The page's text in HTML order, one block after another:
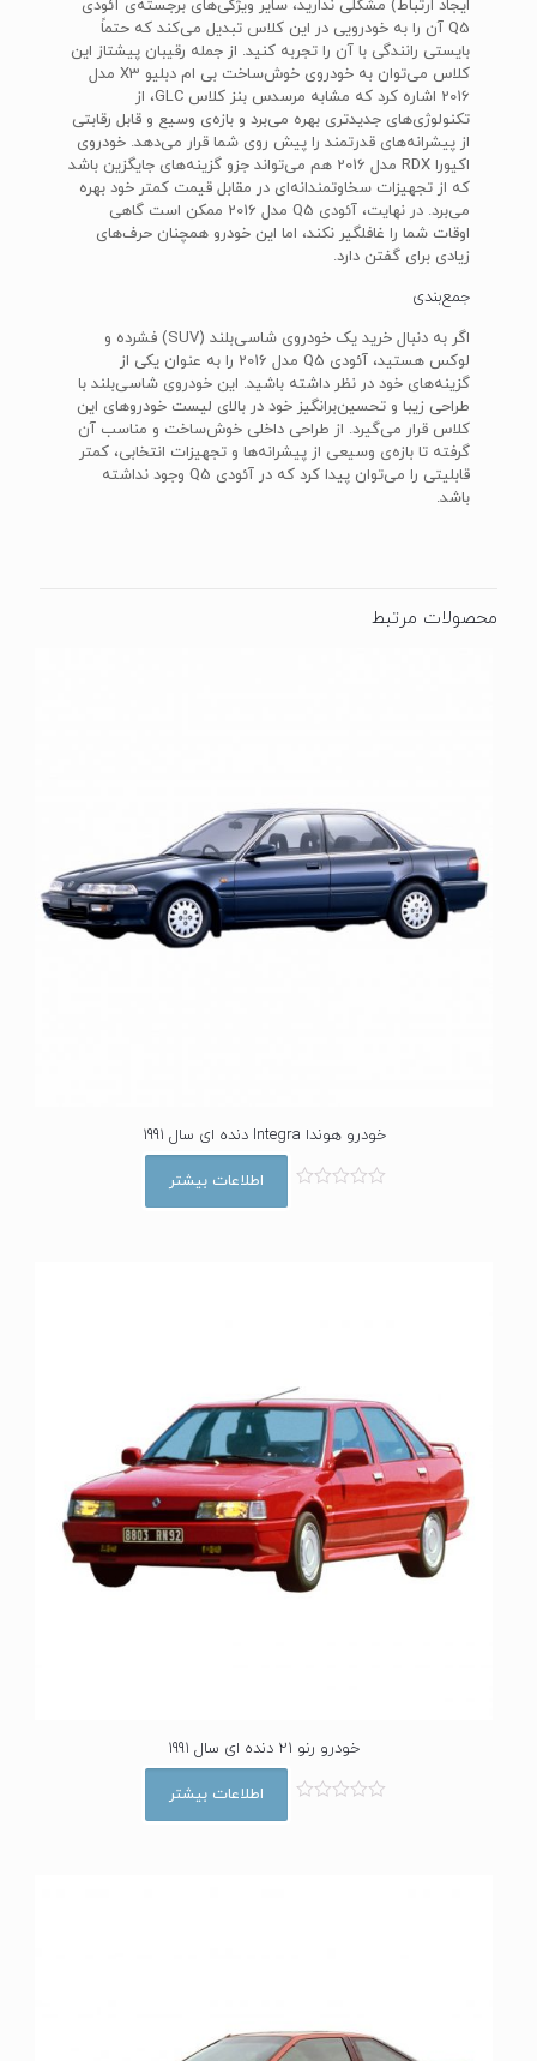
ایجاد ارتباط) مشکلی ندارید، سایر ویژگی‌های برجسته‌ی آئودی
Q5 آن را به خودرویی در این کلاس تبدیل می‌کند که حتماً
بایستی رانندگی با آن را تجربه کنید. از جمله رقیبان پیشتاز این
کلاس می‌توان به خودروی خوش‌ساخت بی ام دبلیو X3 مدل
2016 اشاره کرد که مشابه مرسدس بنز کلاس GLC، از
تکنولوژی‌های جدیدتری بهره می‌برد و بازه‌ی وسیع و قابل رقابتی
از پیشرانه‌های قدرتمند را پیش روی شما قرار می‌دهد. خودروی
اکیورا RDX مدل 2016 هم می‌تواند جزو گزینه‌های جایگزین باشد
که از تجهیزات سخاوتمندانه‌ای در مقابل قیمت کمتر خود بهره
می‌برد. در نهایت، آئودی Q5 مدل 2016 ممکن است گاهی
اوقات شما را غافلگیر نکند، اما این خودرو همچنان حرف‌های
زیادی برای گفتن دارد.
جمع‌بندی
اگر به دنبال خرید یک خودروی شاسی‌بلند (SUV) فشرده و
لوکس هستید، آئودی Q5 مدل 2016 را به عنوان یکی از
گزینه‌های خود در نظر داشته باشید. این خودروی شاسی‌بلند با
طراحی زیبا و تحسین‌برانگیز خود در بالای لیست خودروهای این
کلاس قرار می‌گیرد. از طراحی داخلی خوش‌ساخت و مناسب آن
گرفته تا بازه‌ی وسیعی از پیشرانه‌ها و تجهیزات انتخابی، کمتر
قابلیتی را می‌توان پیدا کرد که در آئودی Q5 وجود نداشته
باشد.
محصولات مرتبط
خودرو هوندا Integra دنده ای سال 1991
اطلاعات بیشتر
خودرو رنو 21 دنده ای سال 1991
اطلاعات بیشتر